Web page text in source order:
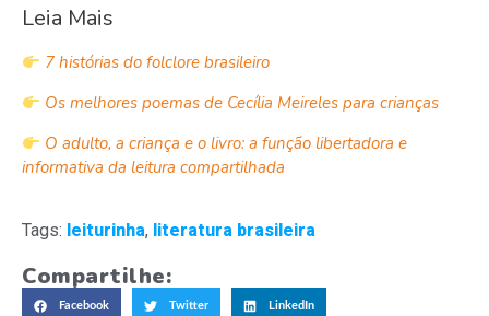
Leia Mais
7 histórias do folclore brasileiro
Os melhores poemas de Cecília Meireles para crianças
O adulto, a criança e o livro: a função libertadora e
informativa da leitura compartilhada
Tags: leiturinha, literatura brasileira
Compartilhe:
Facebook Twitter LinkedIn